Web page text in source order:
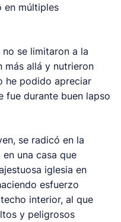
en múltiples
se limitaron a la
más allá y nutrieron
he podido apreciar
fue durante buen lapso
se radicó en la
una casa que
iglesia en
esfuerzo
interior, al que
y peligrosos